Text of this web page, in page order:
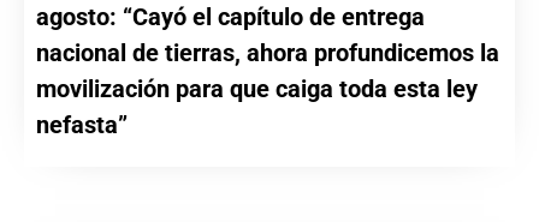
agosto: “Cayó el capítulo de entrega
nacional de tierras, ahora profundicemos la
movilización para que caiga toda esta ley
nefasta”